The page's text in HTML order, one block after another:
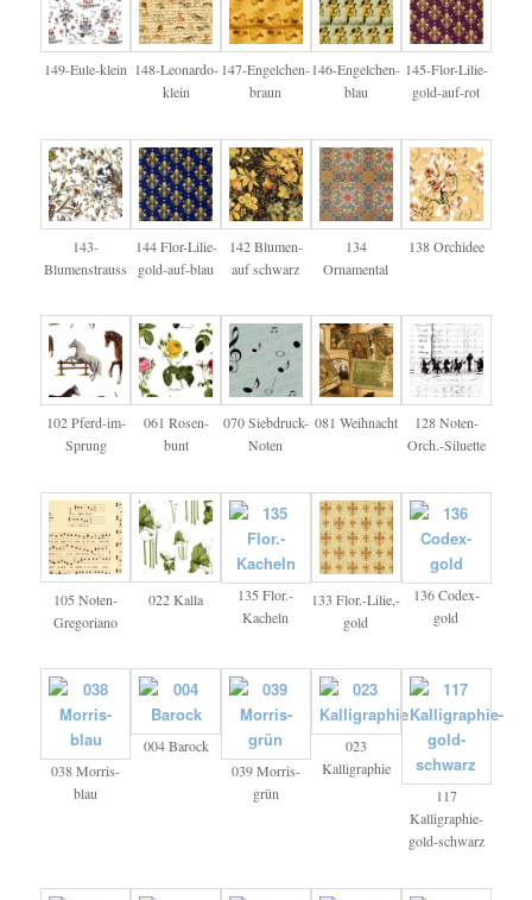
149-Eule-klein 148-Leonardo-
klein
147-Engelchen-
braun
146-Engelchen-
blau
145-Flor-Lilie-
gold-auf-rot
143-
Blumenstrauss
144 Flor-Lilie-
gold-auf-blau
142 Blumen-
auf schwarz
134
Ornamental
138 Orchidee
102 Pferd-im-
Sprung
061 Rosen-
bunt
070 Siebdruck-
Noten
081 Weihnacht
128 Noten-
Orch.-Siluette
105 Noten-
Gregoriano
022 Kalla
135 Flor.-
Kacheln
133 Flor.-Lilie,-
gold
136 Codex-
gold
038 Morris-
blau
004 Barock
039 Morris-
grün
023
Kalligraphie
117
Kalligraphie-
gold-schwarz